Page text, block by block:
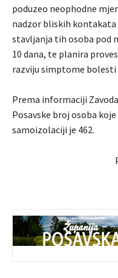
poduzeo neophodne
nadzor bliskih
stavljanja tih osoba pod
10 dana, te planira
razviju simptome bolesti
Prema informaciji
Posavske broj osoba
samoizolaciji je 462.